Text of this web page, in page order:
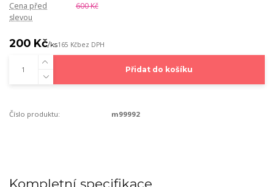
Cena před
slevou
600 Kč
200 Kč/ks165 Kčbez DPH
Přidat do košíku
Číslo produktu: m99992
Kompletní specifikace